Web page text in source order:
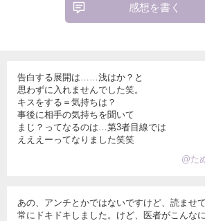
感想を書く
告白する展開は……浅はか？と
思わずに入れませんでした笑。
キスをする＝気持ちは？
事後に相手の気持ちを聞いて
まじ？ってなるのは…第3者目線では
えええーってなりました笑笑
@た
あの、アンチとかではないですけど、読ませ
常にドキドキしました。けど、医者がこんな